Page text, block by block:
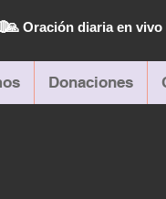
🙏 Oración diaria en vivo
Donaciones